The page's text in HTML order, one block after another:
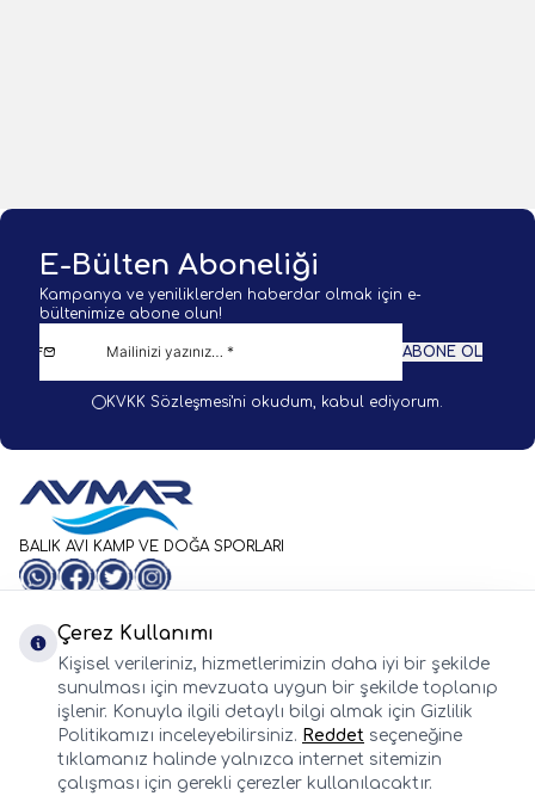
E-Bülten Aboneliği
Kampanya ve yeniliklerden haberdar olmak için e-
bültenimize abone olun!
ABONE OL
KVKK Sözleşmesi'ni okudum, kabul ediyorum.
BALIK AVI KAMP VE DOĞA SPORLARI
WhatsApp
Facebook
TwitterInstagram
Hızlı Erişim
Whatsapp
Adres & İletişim
Çerez Kullanımı
Kişisel verileriniz, hizmetlerimizin daha iyi bir şekilde
sunulması için mevzuata uygun bir şekilde toplanıp
işlenir. Konuyla ilgili detaylı bilgi almak için Gizlilik
Politikamızı inceleyebilirsiniz. Reddet seçeneğine
tıklamanız halinde yalnızca internet sitemizin
çalışması için gerekli çerezler kullanılacaktır.